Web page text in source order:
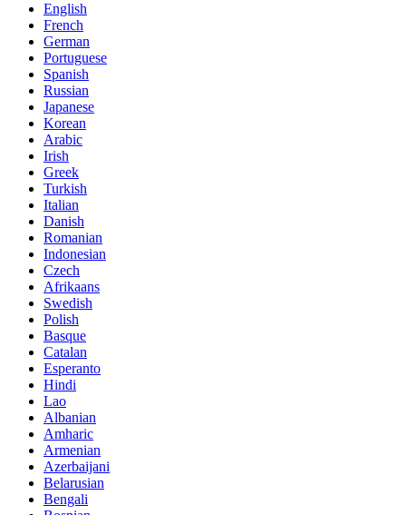
English
French
German
Portuguese
Spanish
Russian
Japanese
Korean
Arabic
Irish
Greek
Turkish
Italian
Danish
Romanian
Indonesian
Czech
Afrikaans
Swedish
Polish
Basque
Catalan
Esperanto
Hindi
Lao
Albanian
Amharic
Armenian
Azerbaijani
Belarusian
Bengali